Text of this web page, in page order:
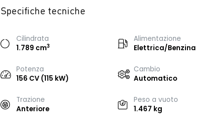
Specifiche tecniche
Cilindrata
1.789 cm3
Alimentazione
Elettrica/Benzina
Potenza
156 CV (115 kW)
Cambio
Automatico
Trazione
Anteriore
Peso a vuoto
1.467 kg